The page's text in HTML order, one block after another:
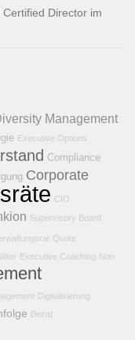
Director im
Management
Executive Options
Compliance
Corporate
CIO
Supervisory Board
Quote
Executive Coaching Non
Digitalisierung
Beirat